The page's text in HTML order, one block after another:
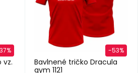
vz.
-53%
Bavlnené tričko Dracula
gym 1121